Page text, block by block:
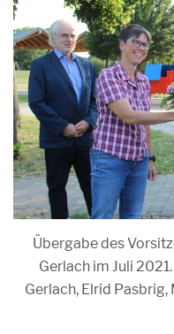
Übergabe des
Gerlach im Juli
Gerlach, Elrid